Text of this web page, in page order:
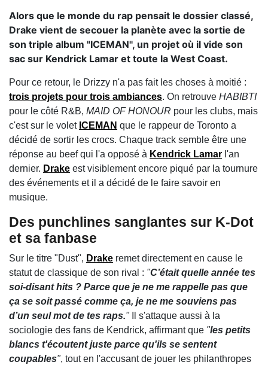
Alors que le monde du rap pensait le dossier classé,
Drake vient de secouer la planète avec la sortie de
son triple album "ICEMAN", un projet où il vide son
sac sur Kendrick Lamar et toute la West Coast.
Pour ce retour, le Drizzy n'a pas fait les choses à moitié :
trois projets pour trois ambiances. On retrouve HABIBTI
pour le côté R&B, MAID OF HONOUR pour les clubs, mais
c'est sur le volet ICEMAN que le rappeur de Toronto a
décidé de sortir les crocs. Chaque track semble être une
réponse au beef qui l'a opposé à Kendrick Lamar l'an
dernier. Drake est visiblement encore piqué par la tournure
des événements et il a décidé de le faire savoir en
musique.
Des punchlines sanglantes sur K-Dot
et sa fanbase
Sur le titre "Dust", Drake remet directement en cause le
statut de classique de son rival : "C’était quelle année tes
soi-disant hits ? Parce que je ne me rappelle pas que
ça se soit passé comme ça, je ne me souviens pas
d’un seul mot de tes raps."Il s'attaque aussi à la
sociologie des fans de Kendrick, affirmant que "les petits
blancs t'écoutent juste parce qu'ils se sentent
coupables", tout en l'accusant de jouer les philanthropes